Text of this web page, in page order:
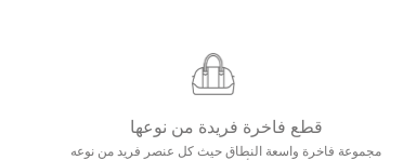
قطع فاخرة فريدة من نوعها
مجموعة فاخرة واسعة النطاق حيث كل عنصر فريد من نوعه